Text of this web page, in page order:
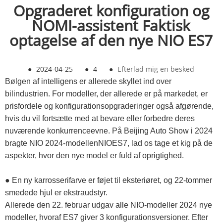
Opgraderet konfiguration og
NOMI-assistent Faktisk
optagelse af den nye NIO ES7
● 2024-04-25 ● 4 ● Efterlad mig en besked
Bølgen af ​​intelligens er allerede skyllet ind over
bilindustrien. For modeller, der allerede er på markedet, er
prisfordele og konfigurationsopgraderinger også afgørende,
hvis du vil fortsætte med at bevare eller forbedre deres
nuværende konkurrenceevne. På Beijing Auto Show i 2024
bragte NIO 2024-modellenNIOES7, lad os tage et kig på de
aspekter, hvor den nye model er fuld af oprigtighed.
● En ny karrosserifarve er føjet til eksteriøret, og 22-tommer
smedede hjul er ekstraudstyr.
Allerede den 22. februar udgav alle NIO-modeller 2024 nye
modeller, hvoraf ES7 giver 3 konfigurationsversioner. Efter